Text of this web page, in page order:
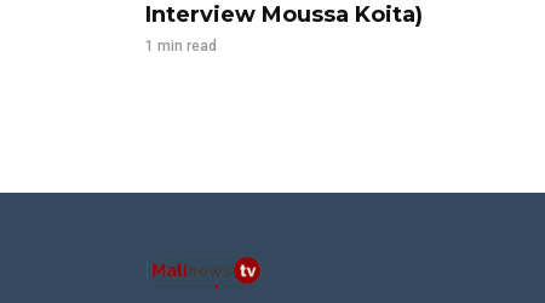
Interview Moussa Koita)
1 min read